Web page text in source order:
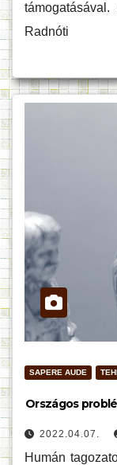
Radnóti
SAPERE AUDE
Országos
2022.04.07.
Humán